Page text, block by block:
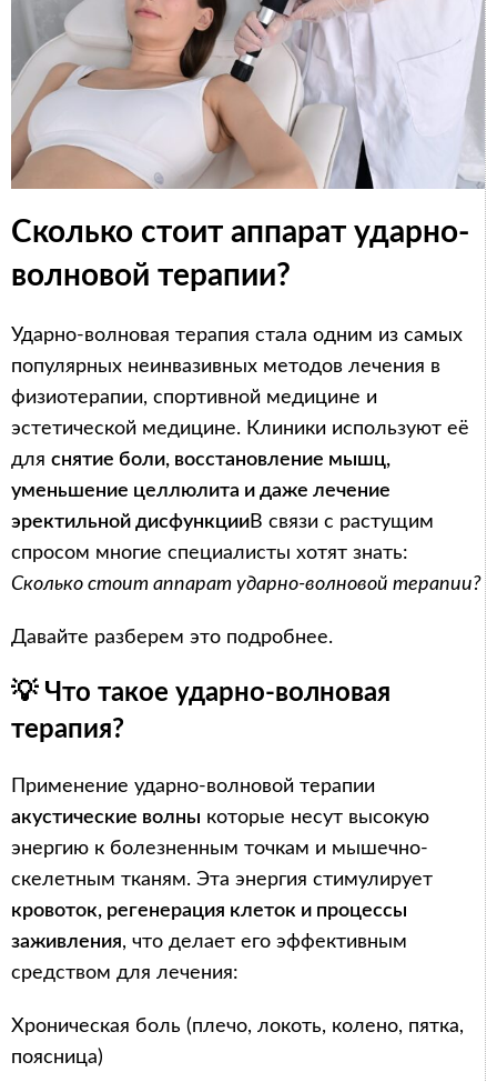
Сколько стоит аппарат ударно-
волновой терапии?
Ударно-волновая терапия стала одним из самых
популярных неинвазивных методов лечения в
физиотерапии, спортивной медицине и
эстетической медицине. Клиники используют её
для снятие боли, восстановление мышц,
уменьшение целлюлита и даже лечение
эректильной дисфункцииВ связи с растущим
спросом многие специалисты хотят знать:
Сколько стоит аппарат ударно-волновой терапии?
Давайте разберем это подробнее.
💡 Что такое ударно-волновая
терапия?
Применение ударно-волновой терапии
акустические волны которые несут высокую
энергию к болезненным точкам и мышечно-
скелетным тканям. Эта энергия стимулирует
кровоток, регенерация клеток и процессы
заживления, что делает его эффективным
средством для лечения:
Хроническая боль (плечо, локоть, колено, пятка,
поясница)